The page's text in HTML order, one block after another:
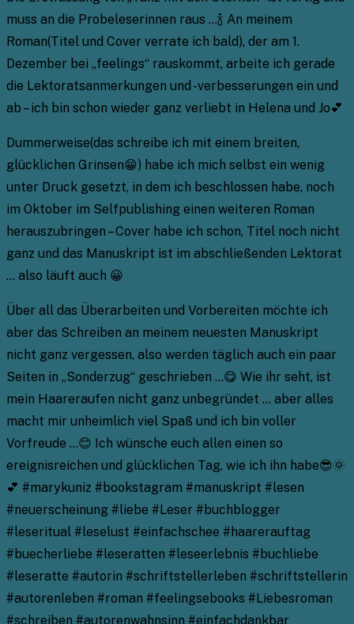
muss an die Probeleserinnen raus …🍾 An meinem
Roman(Titel und Cover verrate ich bald), der am 1.
Dezember bei „feelings“ rauskommt, arbeite ich gerade
die Lektoratsanmerkungen und -verbesserungen ein und
ab – ich bin schon wieder ganz verliebt in Helena und Jo💕
Dummerweise(das schreibe ich mit einem breiten,
glücklichen Grinsen😁) habe ich mich selbst ein wenig
unter Druck gesetzt, in dem ich beschlossen habe, noch
im Oktober im Selfpublishing einen weiteren Roman
herauszubringen – Cover habe ich schon, Titel noch nicht
ganz und das Manuskript ist im abschließenden Lektorat
… also läuft auch 😀
Über all das Überarbeiten und Vorbereiten möchte ich
aber das Schreiben an meinem neuesten Manuskript
nicht ganz vergessen, also werden täglich auch ein paar
Seiten in „Sonderzug“ geschrieben …😋 Wie ihr seht, ist
mein Haareraufen nicht ganz unbegründet … aber alles
macht mir unheimlich viel Spaß und ich bin voller
Vorfreude …😊 Ich wünsche euch allen einen so
ereignisreichen und glücklichen Tag, wie ich ihn habe😎🌞
💕 #marykuniz #bookstagram #manuskript #lesen
#neuerscheinung #liebe #Leser #buchblogger
#leseritual #leselust #einfachschee #haarerauftag
#buecherliebe #leseratten #leseerlebnis #buchliebe
#leseratte #autorin #schriftstellerleben #schriftstellerin
#autorenleben #roman #feelingsebooks #Liebesroman
#schreiben #autorenwahnsinn #einfachdankbar